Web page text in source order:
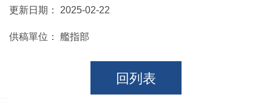
更新日期： 2025-02-22
供稿單位： 艦指部
回列表